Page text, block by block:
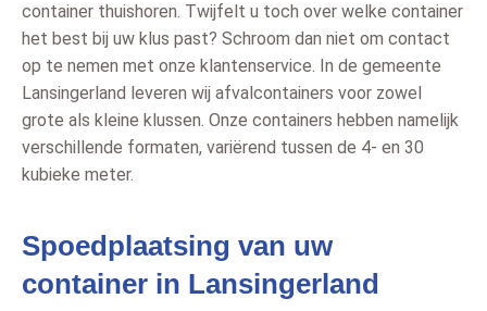
container thuishoren. Twijfelt u toch over welke container
het best bij uw klus past? Schroom dan niet om contact
op te nemen met onze klantenservice. In de gemeente
Lansingerland leveren wij afvalcontainers voor zowel
grote als kleine klussen. Onze containers hebben namelijk
verschillende formaten, variërend tussen de 4- en 30
kubieke meter.
Spoedplaatsing van uw
container in Lansingerland